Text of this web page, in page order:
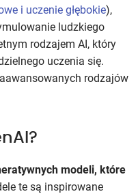
i uczenie głębokie),
ludzkiego
rodzajem AI, który
uczenia się.
rodzajów
modeli, które
te są inspirowane